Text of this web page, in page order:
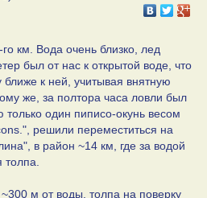
км. Вода очень близко, лед
был от нас к открытой воде, что
к ней, учитывая внятную
же, за полтора часа ловли был
один пиписо-окунь весом
решили переместиться на
в район ~14 км, где за водой
м от воды, толпа на поверку